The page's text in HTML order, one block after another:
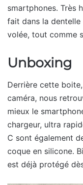
smartphones. Très
fait dans la
volée, tout comme
Unboxing
Derrière cette
caméra, nous
mieux le
chargeur, ultra
C sont également
coque en silicone.
est déjà protégé